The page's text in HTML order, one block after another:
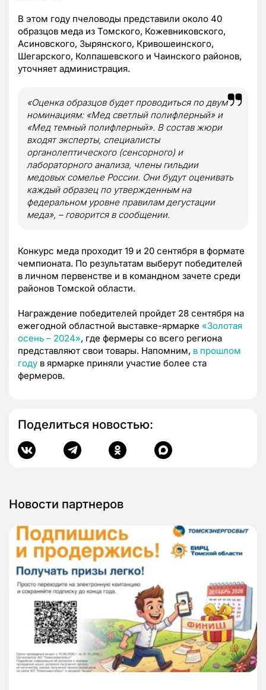
В этом году пчеловоды представили около 40
образцов меда из Томского, Кожевниковского,
Асиновского, Зырянского, Кривошеинского,
Шегарского, Колпашевского и Чаинского районов,
уточняет администрация.
«Оценка образцов будет проводиться по двум
номинациям: «Мед светлый полифлерный» и
«Мед темный полифлерный». В состав жюри
входят эксперты, специалисты
органолептического (сенсорного) и
лабораторного анализа, члены гильдии
медовых сомелье России. Они будут оценивать
каждый образец по утвержденным на
федеральном уровне правилам дегустации
меда», – говорится в сообщении.
Конкурс меда проходит 19 и 20 сентября в формате
чемпионата. По результатам выберут победителей
в личном первенстве и в командном зачете среди
районов Томской области.
Награждение победителей пройдет 28 сентября на
ежегодной областной выставке-ярмарке «Золотая
осень – 2024», где фермеры со всего региона
представляют свои товары. Напомним, в прошлом
году в ярмарке приняли участие более ста
фермеров.
Поделиться новостью:
Новости партнеров